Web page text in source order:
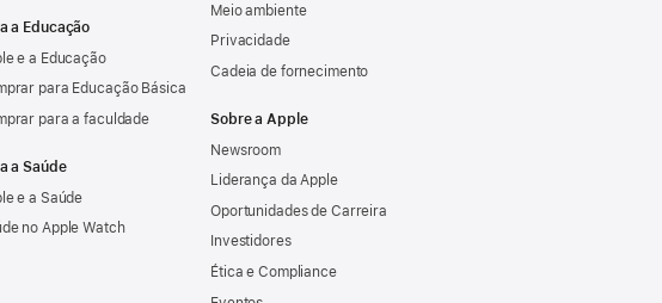
a Educação
e a Educação
para Educação Básica
para a faculdade
a Saúde
e a Saúde
no Apple Watch
Meio ambiente
Privacidade
Cadeia de fornecimento
Sobre a Apple
Newsroom
Liderança da Apple
Oportunidades de Carreira
Investidores
Ética e Compliance